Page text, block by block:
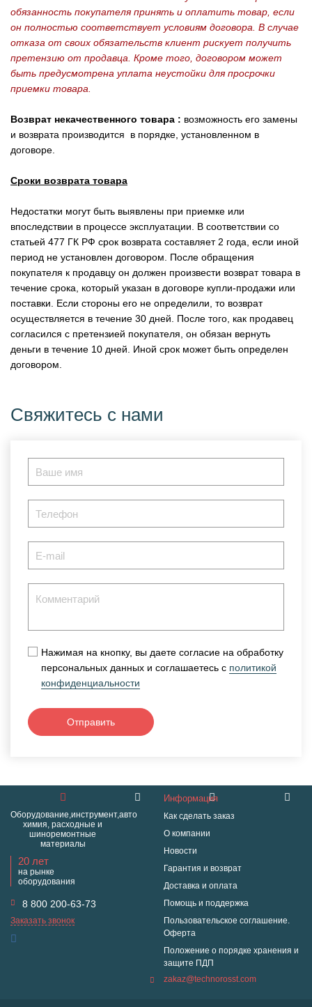
обязанность покупателя принять и оплатить товар, если
он полностью соответствует условиям договора. В случае
отказа от своих обязательств клиент рискует получить
претензию от продавца. Кроме того, договором может
быть предусмотрена уплата неустойки для просрочки
приемки товара.
Возврат некачественного товара : возможность его замены
и возврата производится в порядке, установленном в
договоре.
Сроки возврата товара
Недостатки могут быть выявлены при приемке или
впоследствии в процессе эксплуатации. В соответствии со
статьей 477 ГК РФ срок возврата составляет 2 года, если иной
период не установлен договором. После обращения
покупателя к продавцу он должен произвести возврат товара в
течение срока, который указан в договоре купли-продажи или
поставки. Если стороны его не определили, то возврат
осуществляется в течение 30 дней. После того, как продавец
согласился с претензией покупателя, он обязан вернуть
деньги в течение 10 дней. Иной срок может быть определен
договором.
Свяжитесь с нами
Нажимая на кнопку, вы даете согласие на обработку
персональных данных и соглашаетесь с политикой
конфиденциальности
Отправить
Оборудование,инструмент,авто
химия, расходные и
шиноремонтные
материалы
20 лет
на рынке
оборудования
8 800 200-63-73
Заказать звонок
Информация
Как сделать заказ
О компании
Новости
Гарантия и возврат
Доставка и оплата
Помощь и поддержка
Пользовательское соглашение.
Оферта
Положение о порядке хранения и
защите ПДП
zakaz@technorosst.com